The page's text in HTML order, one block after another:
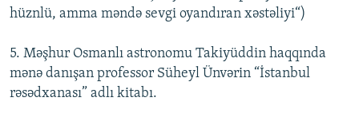
hüznlü, amma məndə sevgi oyandıran xəstəliyi“)
5. Məşhur Osmanlı astronomu Takiyüddin haqqında
mənə danışan professor Süheyl Ünvərin “İstanbul
rəsədxanası” adlı kitabı.